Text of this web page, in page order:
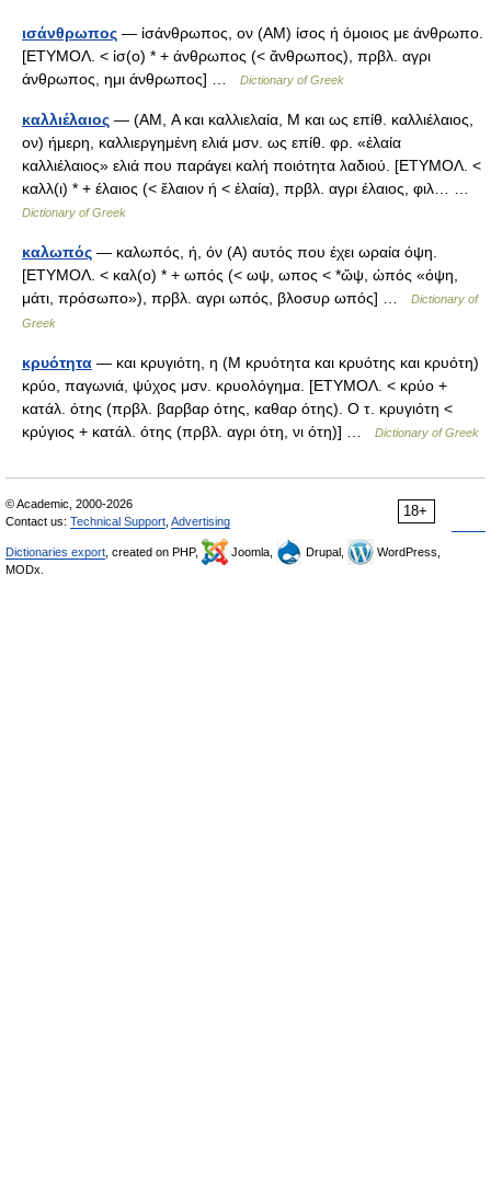
ισάνθρωπος — ἰσάνθρωπος, ον (ΑΜ) ίσος ή όμοιος με άνθρωπο.
[ΕΤΥΜΟΛ. < ἰσ(ο) * + άνθρωπος (< ἄνθρωπος), πρβλ. αγρι
άνθρωπος, ημι άνθρωπος] …
Dictionary of Greek
καλλιέλαιος — (AM, Α και καλλιελαία, Μ και ως επίθ. καλλιέλαιος,
ον) ήμερη, καλλιεργημένη ελιά μσν. ως επίθ. φρ. «ἐλαία
καλλιέλαιος» ελιά που παράγει καλή ποιότητα λαδιού. [ΕΤΥΜΟΛ. <
καλλ(ι) * + έλαιος (< ἔλαιον ή < ἐλαία), πρβλ. αγρι έλαιος, φιλ… …
Dictionary of Greek
καλωπός — καλωπός, ή, όν (Α) αυτός που έχει ωραία όψη.
[ΕΤΥΜΟΛ. < καλ(ο) * + ωπός (< ωψ, ωπος < *ὤψ, ὠπός «όψη,
μάτι, πρόσωπο»), πρβλ. αγρι ωπός, βλοσυρ ωπός] …
Dictionary of
Greek
κρυότητα — και κρυγιότη, η (Μ κρυότητα και κρυότης και κρυότη)
κρύο, παγωνιά, ψύχος μσν. κρυολόγημα. [ΕΤΥΜΟΛ. < κρύο +
κατάλ. ότης (πρβλ. βαρβαρ ότης, καθαρ ότης). Ο τ. κρυγιότη <
κρύγιος + κατάλ. ότης (πρβλ. αγρι ότη, νι ότη)] …
Dictionary of Greek
18+
© Academic, 2000-2026
Contact us: Technical Support Advertising
Dictionaries export , created on PHP, Joomla, Drupal,
WordPress,
MODx.